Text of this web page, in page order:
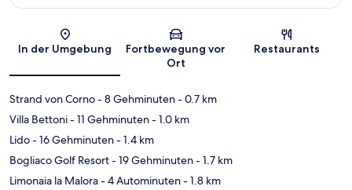
Karte
In der Umgebung
Fortbewegung vor
Ort
Restaurants
Strand von Corno- 8 Gehminuten- 0.7 km
Villa Bettoni- 11 Gehminuten- 1.0 km
Lido- 16 Gehminuten- 1.4 km
Bogliaco Golf Resort- 19 Gehminuten- 1.7 km
Limonaia la Malora- 4 Autominuten- 1.8 km